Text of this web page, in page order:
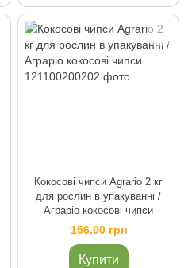
Кокосові чипси Agrario 2 кг
для рослин в упакуванні /
Аграріо кокосові чипси
156.00 грн
Купити